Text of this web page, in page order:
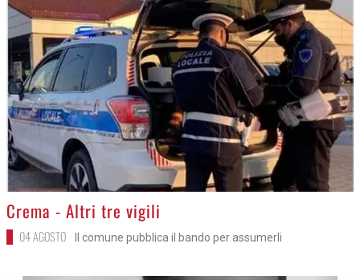
>
Crema - Altri tre vigili
04 AGOSTO Il comune pubblica il bando per assumerli